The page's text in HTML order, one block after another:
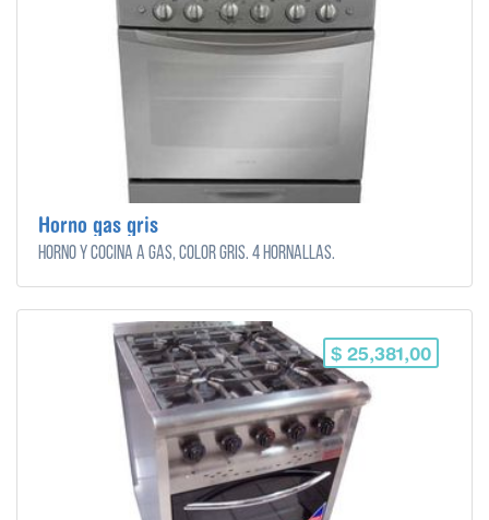
Horno gas gris
Horno y cocina a gas, color gris. 4 hornallas.
$ 25,381,00